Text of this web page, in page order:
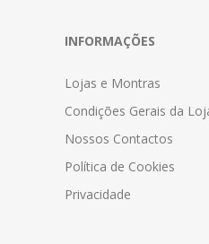
INFORMAÇÕES
Lojas e Montras
Condições Gerais da
Nossos Contactos
Política de Cookies
Privacidade